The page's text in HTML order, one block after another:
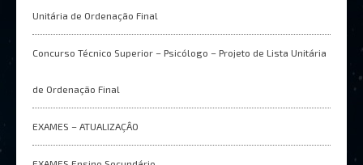
Unitária de Ordenação Final
Concurso Técnico Superior – Psicólogo – Projeto de Lista Unitária
de Ordenação Final
EXAMES – ATUALIZAÇÂO